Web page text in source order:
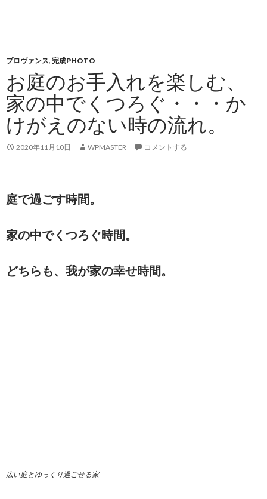
プロヴァンス, 完成PHOTO
お庭のお手入れを楽しむ、
家の中でくつろぐ・・・か
けがえのない時の流れ。
2020年11月10日 WPMASTER コメントする
庭で過ごす時間。
家の中でくつろぐ時間。
どちらも、我が家の幸せ時間。
広い庭とゆっくり過ごせる家